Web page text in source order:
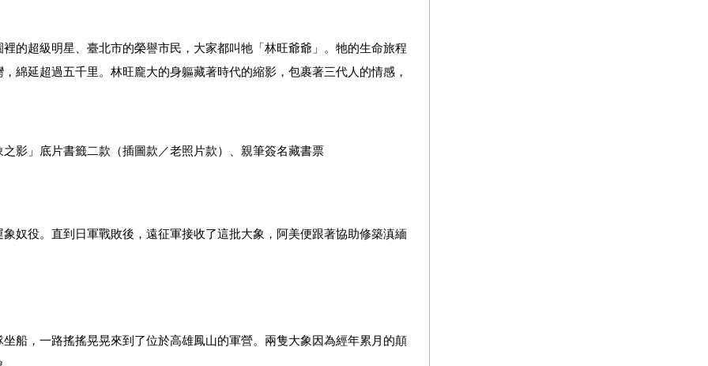
的超級明星、臺北市的榮譽市民，大家都叫牠「林旺爺爺」。牠的生命旅程
綿延超過五千里。林旺龐大的身軀藏著時代的縮影，包裹著三代人的情感，
影」底片書籤二款（插圖款／老照片款）、親筆簽名藏書票
奴役。直到日軍戰敗後，遠征軍接收了這批大象，阿美便跟著協助修築滇緬
船，一路搖搖晃晃來到了位於高雄鳳山的軍營。兩隻大象因為經年累月的顛